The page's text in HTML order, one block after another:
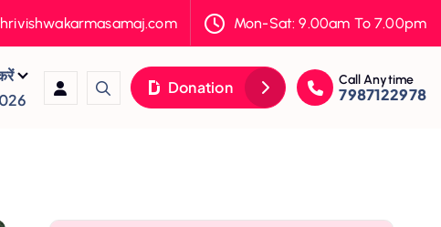
Mon-Sat: 9.00am To 7.00pm
Donation Call Anytime
7987122978